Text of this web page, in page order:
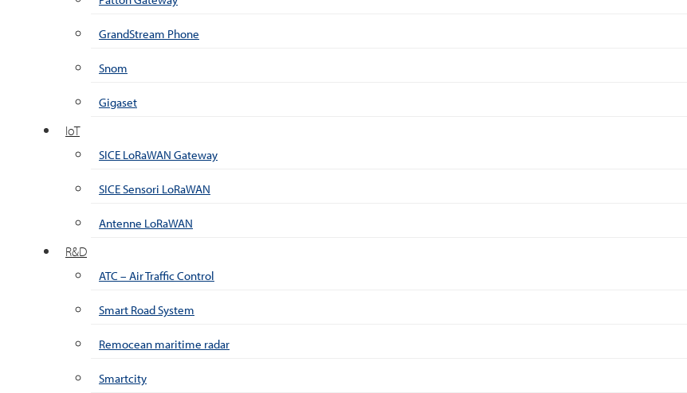
GrandStream Phone
Snom
Gigaset
IoT
SICE LoRaWAN Gateway
SICE Sensori LoRaWAN
Antenne LoRaWAN
R&D
ATC – Air Traffic Control
Smart Road System
Remocean maritime radar
Smartcity